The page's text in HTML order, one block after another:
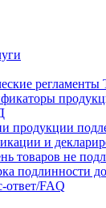
продукции
и
товаров не
подлинности
ответ/FAQ